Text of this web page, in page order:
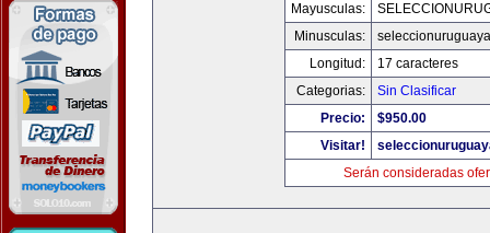
Mayusculas:
Minusculas:
Longitud:
17 caracteres
Categorias:
Sin Clasificar
Precio:
$950.00
Visitar!
Serán consideradas